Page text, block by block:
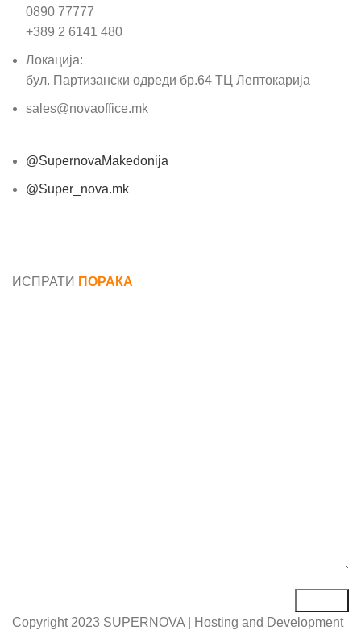
0890 77777
+389 2 6141 480
Локација:
бул. Партизански одреди бр.64 ТЦ Лептокарија
sales@novaoffice.mk
@SupernovaMakedonija
@Super_nova.mk
ИСПРАТИ ПОРАКА
Copyright 2023 SUPERNOVA | Hosting and Development